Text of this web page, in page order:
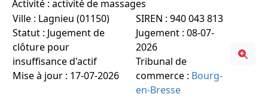
Activité : activité de massages
Ville : Lagnieu (01150)
Statut : Jugement de
clôture pour
insuffisance d'actif
Mise à jour : 17-07-2026
SIREN : 940 043 813
Jugement : 08-07-
2026
Tribunal de
commerce : Bourg-
en-Bresse